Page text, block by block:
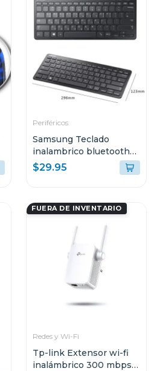
Periféricos
Samsung Teclado
inalambrico bluetooth
aask7pw
$29.95
FUERA DE INVENTARIO
Redes y Wi-Fi
Tp-link Extensor wi-fi
inalámbrico 300 mbps